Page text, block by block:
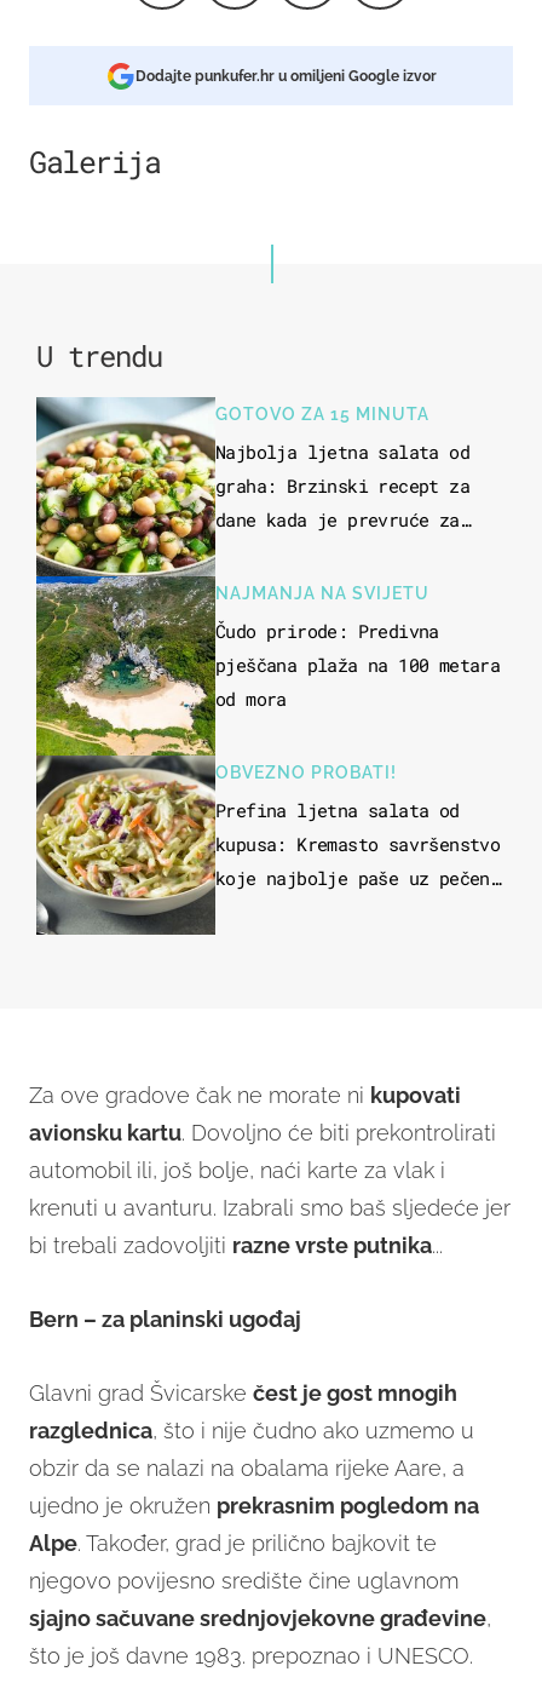
Dodajte punkufer.hr u omiljeni Google izvor
Galerija
U trendu
GOTOVO ZA 15 MINUTA
Najbolja ljetna salata od
graha: Brzinski recept za
dane kada je prevruće za
NAJMANJA NA SVIJETU
Čudo prirode: Predivna
pješčana plaža na 100 metara
od mora
OBVEZNO PROBATI!
Prefina ljetna salata od
kupusa: Kremasto savršenstvo
koje najbolje paše uz pečeno
Za ove gradove čak ne morate ni kupovati
avionsku kartu. Dovoljno će biti prekontrolirati
automobil ili, još bolje, naći karte za vlak i
krenuti u avanturu. Izabrali smo baš sljedeće jer
bi trebali zadovoljiti razne vrste putnika...
Bern – za planinski ugođaj
Glavni grad Švicarske čest je gost mnogih
razglednica, što i nije čudno ako uzmemo u
obzir da se nalazi na obalama rijeke Aare, a
ujedno je okružen prekrasnim pogledom na
Alpe. Također, grad je prilično bajkovit te
njegovo povijesno središte čine uglavnom
sjajno sačuvane srednjovjekovne građevine,
što je još davne 1983. prepoznao i UNESCO.